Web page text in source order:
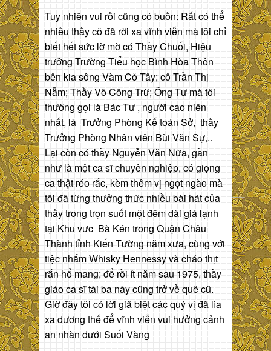
Tuy nhiên vui rồi cũng có buồn: Rất có thể
nhiều thầy cô đã rời xa vĩnh viễn mà tôi chỉ
biết hết sức lờ mờ có Thầy Chuối, Hiệu
trưởng Trường Tiểu học Bình Hòa Thôn
bên kia sông Vàm Cỏ Tây; cô Trần Thị
Nẫm; Thầy Võ Công Trừ; Ông Tư mà tôi
thường gọi là Bác Tư , người cao niên
nhất, là Trưởng Phòng Kế toán Sở, thầy
Trưởng Phòng Nhân viên Bùi Văn Sự,..
Lại còn có thầy Nguyễn Văn Nữa, gần
như là một ca sĩ chuyên nghiệp, có giọng
ca thật réo rắc, kèm thêm vị ngọt ngào mà
tôi đã từng thưởng thức nhiều bài hát của
thầy trong trọn suốt một đêm dài giá lạnh
tại Khu vưc Bà Kén trong Quận Châu
Thành tỉnh Kiến Tường năm xưa, cùng với
tiệc nhắm Whisky Hennessy và cháo thịt
rắn hổ mang; để rồi ít năm sau 1975, thầy
giáo ca sĩ tài ba này cũng trở về quê cũ.
Giờ đây tôi có lời giã biệt các quý vị đã lìa
xa dương thế để vĩnh viễn vui hưởng cảnh
an nhàn dưới Suối Vàng